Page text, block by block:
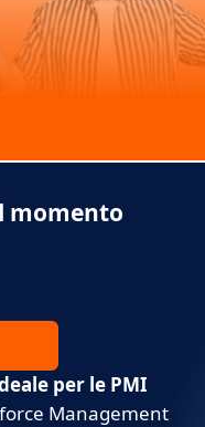
momento
per le PMI
Management